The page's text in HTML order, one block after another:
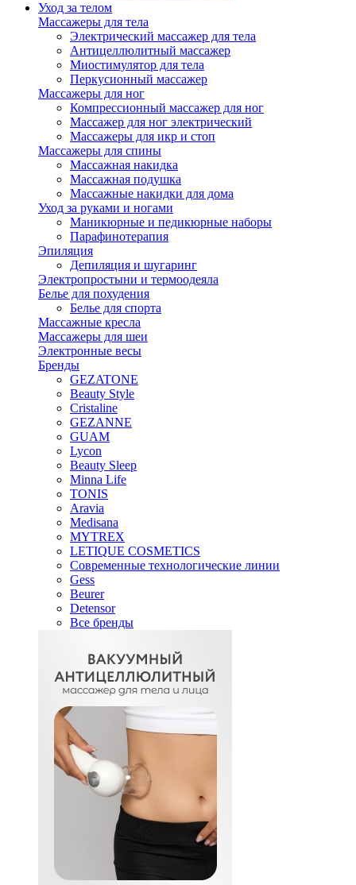
Уход за телом
Массажеры для тела
Электрический массажер для тела
Антицеллюлитный массажер
Миостимулятор для тела
Перкусионный массажер
Массажеры для ног
Компрессионный массажер для ног
Массажер для ног электрический
Массажеры для икр и стоп
Массажеры для спины
Массажная накидка
Массажная подушка
Массажные накидки для дома
Уход за руками и ногами
Маникюрные и педикюрные наборы
Парафинотерапия
Эпиляция
Депиляция и шугаринг
Электропростыни и термоодеяла
Белье для похудения
Белье для спорта
Массажные кресла
Массажеры для шеи
Электронные весы
Бренды
GEZATONE
Beauty Style
Cristaline
GEZANNE
GUAM
Lycon
Beauty Sleep
Minna Life
TONIS
Aravia
Medisana
MYTREX
LETIQUE COSMETICS
Современные технологические линии
Gess
Beurer
Detensor
Все бренды